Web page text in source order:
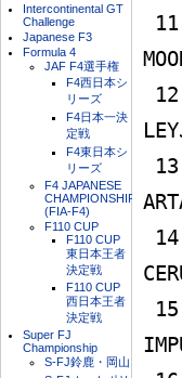
Intercontinental GT
Challenge
Japanese F3
Formula 4
JAF F4選手権
F4西日本シ
リーズ
F4日本一決
定戦
F4東日本シ
リーズ
F4 JAPANESE
CHAMPIONSHIP
(FIA-F4)
F110 CUP
F110 CUP
東日本王者
決定戦
F110 CUP
西日本王者
決定戦
Super FJ
Championship
S-FJ鈴鹿・岡山